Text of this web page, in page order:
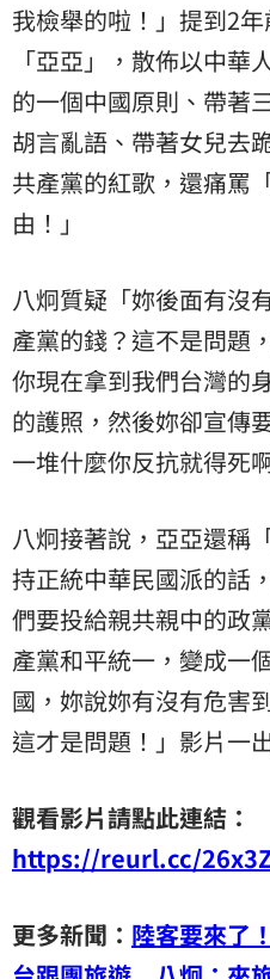
我檢舉的啦！」提到2
「亞亞」，散佈以中
的一個中國原則、帶著
胡言亂語、帶著女兒去
共產黨的紅歌，還痛罵
由！」
八炯質疑「妳後面有沒
產黨的錢？這不是問題
你現在拿到我們台灣的
的護照，然後妳卻宣傳
一堆什麼你反抗就得死
八炯接著說，亞亞還稱
持正統中華民國派的話
們要投給親共親中的政
產黨和平統一，變成一
國，妳說妳有沒有危害
這才是問題！」影片一
觀看影片請點此連結：
https://reurl.cc/
更多新聞： 陸客要來了